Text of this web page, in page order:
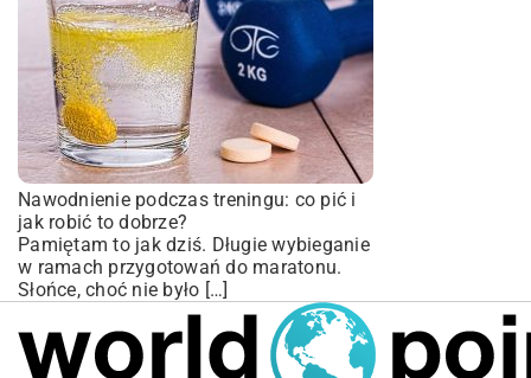
Nawodnienie podczas treningu: co pić i
jak robić to dobrze?
Pamiętam to jak dziś. Długie wybieganie
w ramach przygotowań do maratonu.
Słońce, choć nie było […]